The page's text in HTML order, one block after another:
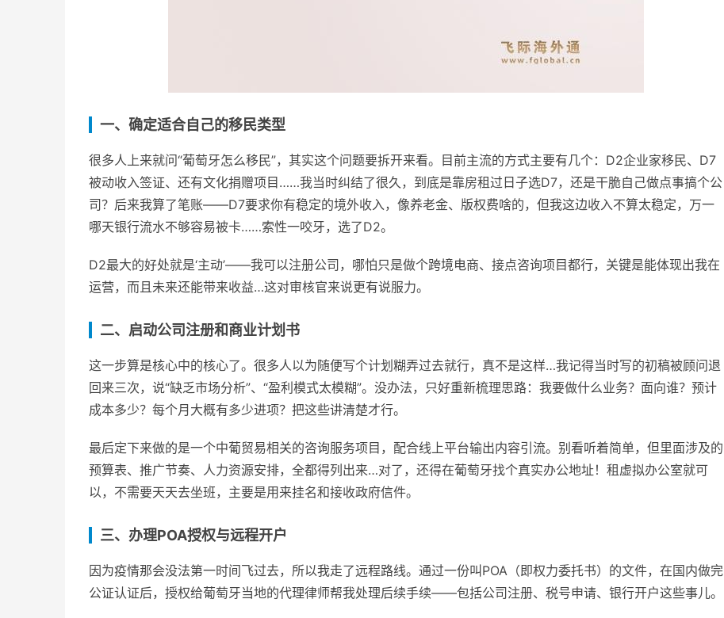
一、确定适合自己的移民类型
很多人上来就问“葡萄牙怎么移民”，其实这个问题要拆开来看。目前主流的方式主要有几个：D2企业家移民、D7
被动收入签证、还有文化捐赠项目……我当时纠结了很久，到底是靠房租过日子选D7，还是干脆自己做点事搞个公
司？后来我算了笔账——D7要求你有稳定的境外收入，像养老金、版权费啥的，但我这边收入不算太稳定，万一
哪天银行流水不够容易被卡……索性一咬牙，选了D2。
D2最大的好处就是‘主动’——我可以注册公司，哪怕只是做个跨境电商、接点咨询项目都行，关键是能体现出我在
运营，而且未来还能带来收益…这对审核官来说更有说服力。
二、启动公司注册和商业计划书
这一步算是核心中的核心了。很多人以为随便写个计划糊弄过去就行，真不是这样…我记得当时写的初稿被顾问退
回来三次，说“缺乏市场分析”、“盈利模式太模糊”。没办法，只好重新梳理思路：我要做什么业务？面向谁？预计
成本多少？每个月大概有多少进项？把这些讲清楚才行。
最后定下来做的是一个中葡贸易相关的咨询服务项目，配合线上平台输出内容引流。别看听着简单，但里面涉及的
预算表、推广节奏、人力资源安排，全都得列出来…对了，还得在葡萄牙找个真实办公地址！租虚拟办公室就可
以，不需要天天去坐班，主要是用来挂名和接收政府信件。
三、办理POA授权与远程开户
因为疫情那会没法第一时间飞过去，所以我走了远程路线。通过一份叫POA（即权力委托书）的文件，在国内做完
公证认证后，授权给葡萄牙当地的代理律师帮我处理后续手续——包括公司注册、税号申请、银行开户这些事儿。